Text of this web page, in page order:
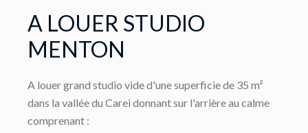
A LOUER STUDIO
MENTON
A louer grand studio vide d'une superficie de 35 m²
dans la vallée du Carei donnant sur l'arrière au calme
comprenant :